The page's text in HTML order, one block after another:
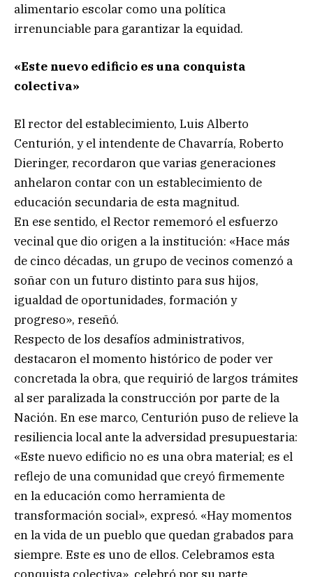
alimentario escolar como una política
irrenunciable para garantizar la equidad.
«Este nuevo edificio es una conquista
colectiva»
El rector del establecimiento, Luis Alberto
Centurión, y el intendente de Chavarría, Roberto
Dieringer, recordaron que varias generaciones
anhelaron contar con un establecimiento de
educación secundaria de esta magnitud.
En ese sentido, el Rector rememoró el esfuerzo
vecinal que dio origen a la institución: «Hace más
de cinco décadas, un grupo de vecinos comenzó a
soñar con un futuro distinto para sus hijos,
igualdad de oportunidades, formación y
progreso», reseñó.
Respecto de los desafíos administrativos,
destacaron el momento histórico de poder ver
concretada la obra, que requirió de largos trámites
al ser paralizada la construcción por parte de la
Nación. En ese marco, Centurión puso de relieve la
resiliencia local ante la adversidad presupuestaria:
«Este nuevo edificio no es una obra material; es el
reflejo de una comunidad que creyó firmemente
en la educación como herramienta de
transformación social», expresó. «Hay momentos
en la vida de un pueblo que quedan grabados para
siempre. Este es uno de ellos. Celebramos esta